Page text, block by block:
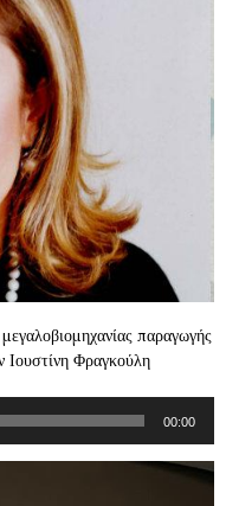
παραγωγής
Φραγκούλη
00:00